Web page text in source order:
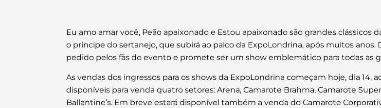
Eu amo amar você, Peão apaixonado e Estou apaixonado são grandes clássicos
o príncipe do sertanejo, que subirá ao palco da ExpoLondrina, após muitos
pedido pelos fãs do evento e promete ser um show emblemático para todas as
As vendas dos ingressos para os shows da ExpoLondrina começam hoje, dia 14,
disponíveis para venda quatro setores: Arena, Camarote Brahma, Camarote
Ballantine’s. Em breve estará disponível também a venda do Camarote